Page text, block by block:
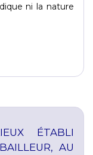
ni la nature
ÉTABLI
AU